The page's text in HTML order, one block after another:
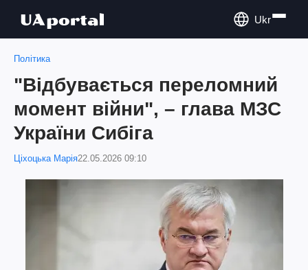
Ukr
Політика
"Відбувається переломний
момент війни", – глава МЗС
України Сибіга
Ціхоцька Марія22.05.2026 09:10